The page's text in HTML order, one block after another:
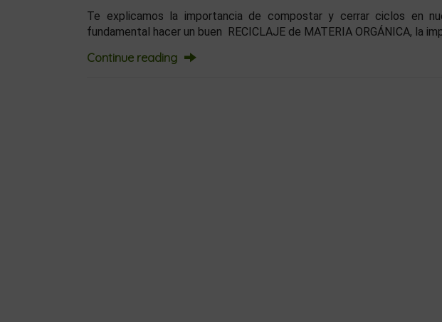
Te explicamos la importancia de compostar y cerrar ciclos en
fundamental hacer un buen RECICLAJE de MATERIA ORGÁNICA, la
Continue reading